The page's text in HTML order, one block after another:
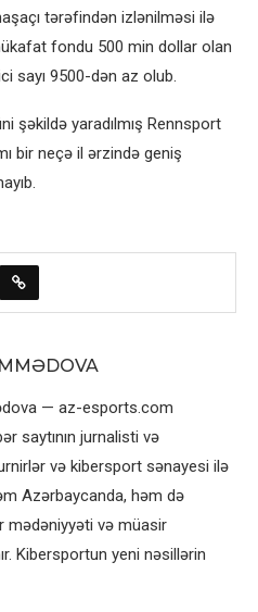
tərəfindən izlənilməsi ilə
fondu 500 min dollar olan
sayı 9500-dən az olub.
şəkildə yaradılmış Rennsport
bir neçə il ərzində geniş
— az-esports.com
saytının jurnalisti və
və kibersport sənayesi ilə
Azərbaycanda, həm də
mədəniyyəti və müasir
Kibersportun yeni nəsillərin